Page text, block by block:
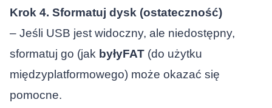
Krok 4. Sformatuj dysk (ostateczność)
– Jeśli USB jest widoczny, ale niedostępny,
sformatuj go (jak byłyFAT(do użytku
międzyplatformowego) może okazać się
pomocne.